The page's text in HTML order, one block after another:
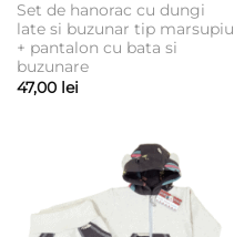
Set de hanorac cu dungi
late si buzunar tip marsupiu
+ pantalon cu bata si
buzunare
47,00 lei